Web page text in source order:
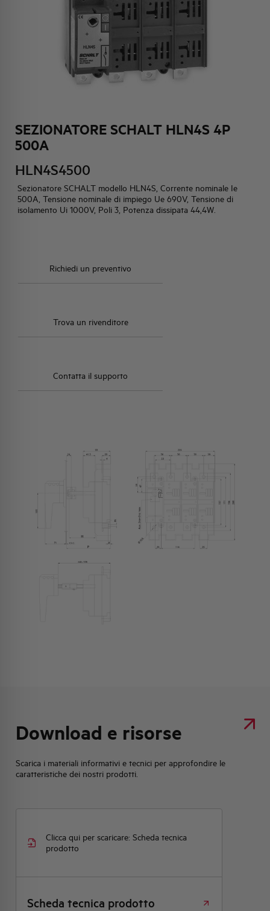
SEZIONATORE SCHALT HLN4S 4P
500A
HLN4S4500
Sezionatore SCHALT modello HLN4S, Corrente nominale Ie
500A, Tensione nominale di impiego Ue 690V, Tensione di
isolamento Ui 1000V, Poli 3, Potenza dissipata 44,4W.
Richiedi un preventivo
Trova un rivenditore
Contatta il supporto
Download e risorse
Scarica i materiali informativi e tecnici per approfondire le
caratteristiche dei nostri prodotti.
Clicca qui per scaricare: Scheda tecnica
prodotto
Scheda tecnica prodotto
ATTIVITÀ E MERCATI